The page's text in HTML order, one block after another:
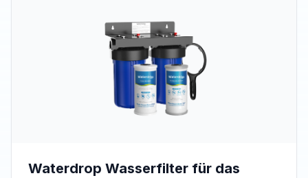
Waterdrop Wasserfilter für das